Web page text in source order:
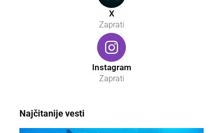
X
Zaprati
Instagram
Zaprati
Najčitanije vesti